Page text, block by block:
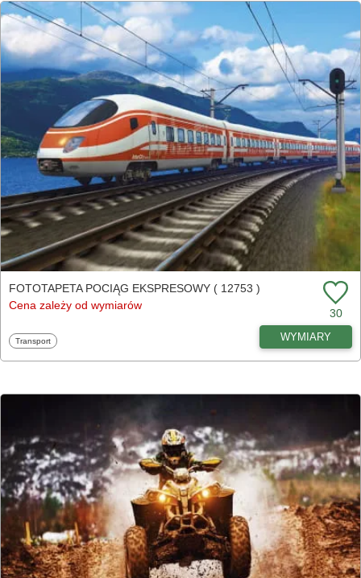
FOTOTAPETA POCIĄG EKSPRESOWY ( 12753 )
Cena zależy od wymiarów
30
Fototapety
Transport WYMIARY